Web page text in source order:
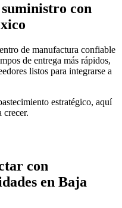
con
de manufactura confiable
de entrega más rápidos,
listos para integrarse a
estratégico, aquí
crecer.
con
en Baja